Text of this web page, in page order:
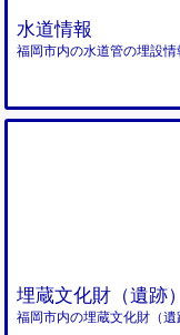
水道情報
福岡市内の水道管の埋設情
埋蔵文化財（遺跡）
福岡市内の埋蔵文化財（遺